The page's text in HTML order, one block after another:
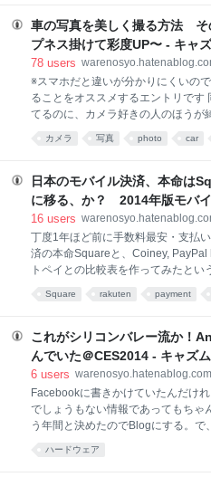
のでそりゃぁ大差がありますわねと
にｗ やらないことをDisるひともい
いからバトン止めるって方向ですら
ちろんこの取組み自体をDisる人もい
いいけど実行してる連中が売名行為
モーションになってることをDisる人
ス。結果として回ってきたらえらい
Disられる』というとっても困った
して生きている人には世知辛い世の
す。 もちろんALSをはじめとし
車の写真を美しく撮る方法
プネス掛けて彩度UP〜 - キャ
78 users
※スマホだと違いが分かりにくいの
ることをオススメするエントリです
てるのに、カメラ好きの人のほうが
ダメダメ....なんて経験はないだろう
人はいいレンズを使っているからだ
みてほしい。 特にクルマ写真は色
に出ずにくすんで見えることがまま
ンレッドといったいわゆる"深い"色
てほしい。 RAW現像というと難し
方が多いが、やることは２つだけ。
かける（アンシャープマスク処理）
上。勿論、レンズブラーやRAWノ
カメラ 写真 photo car
日本のモバイル決済、本命は
に移る、か？ 2014年版モバ
ャズムを超えろ！
16 users
丁度1年ほど前に手数料最安・支払
済の本命Squareと、Coiney, PayPal
トペイとの比較表を作ってみたとい
いた。 その後、全てのプレイヤー
んだ手数料と支払いタイミングに合
で、支払いタイミングデフレ（？）
ったPayPal here、参戦したけど力及
払い遅いCoiney。Coineyはセゾンカ
うちに楽天スマートペイが猛攻撃を
AMEX、ダイナースに加えて日本で
DISCOVERまでも取り扱うように
手できるほぼ全てのカードが使える
Square rakuten payment
これがシリコンバレー流か！
んでいた＠CES2014 - キャズ
6 users warenosyo.hatenablog.com
Facebookに書きかけていたんだけ
でしょうもない情報であってもちゃ
う年間と決めたのでBlogにする。で
toy（スマホ・PC・タブレット連携
ハードウェア